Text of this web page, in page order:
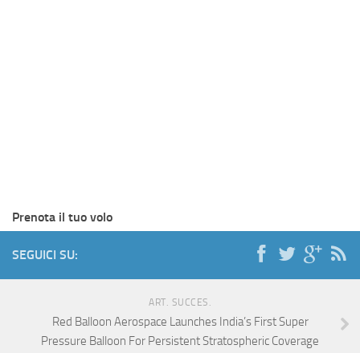
Prenota il tuo volo
SEGUICI SU:
ART. SUCCES.
Red Balloon Aerospace Launches India’s First Super
Pressure Balloon For Persistent Stratospheric Coverage